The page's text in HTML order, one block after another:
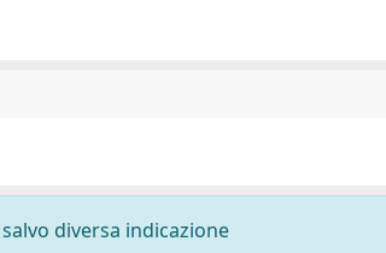
diversa indicazione